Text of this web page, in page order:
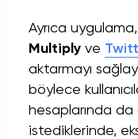
Ayrıca
Multiply ve
aktarmayı
böylece
hesaplarında da
istediklerinde,